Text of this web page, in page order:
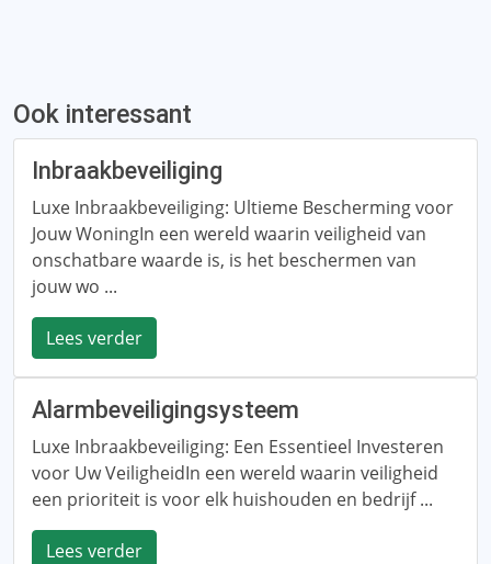
Ook interessant
Inbraakbeveiliging
Luxe Inbraakbeveiliging: Ultieme Bescherming voor
Jouw WoningIn een wereld waarin veiligheid van
onschatbare waarde is, is het beschermen van
jouw wo ...
Lees verder
Alarmbeveiligingsysteem
Luxe Inbraakbeveiliging: Een Essentieel Investeren
voor Uw VeiligheidIn een wereld waarin veiligheid
een prioriteit is voor elk huishouden en bedrijf ...
Lees verder